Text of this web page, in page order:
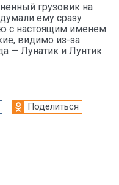
грузовик на
ему сразу
с настоящим именем
видимо из-за
— Лунатик и Лунтик.
Поделиться